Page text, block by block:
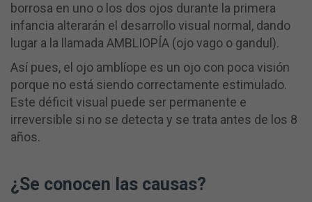
borrosa en uno o los dos ojos durante la primera
infancia alterarán el desarrollo visual normal, dando
lugar a la llamada AMBLIOPÍA (ojo vago o gandul).
Así pues, el ojo amblíope es un ojo con poca visión
porque no está siendo correctamente estimulado.
Este déficit visual puede ser permanente e
irreversible si no se detecta y se trata antes de los 8
años.
¿Se conocen las causas?